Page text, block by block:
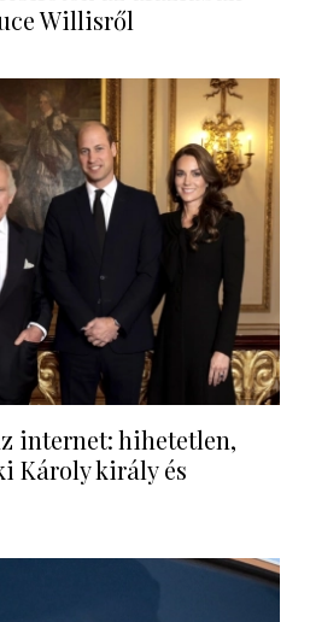
Willisről
internet: hihetetlen,
Károly király és